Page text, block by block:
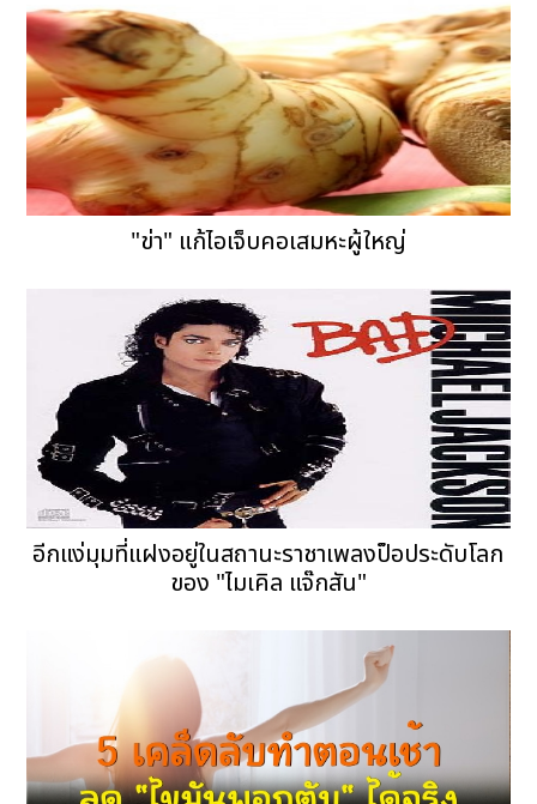
"ข่า" แก้ไอเจ็บคอเสมหะผู้ใหญ่
อีกแง่มุมที่แฝงอยู่ในสถานะราชาเพลงป็อประดับโลก
ของ "ไมเคิล แจ๊กสัน"